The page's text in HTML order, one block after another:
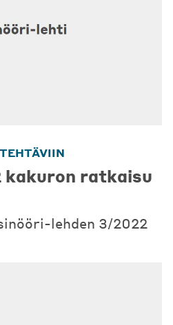
kakuron ratkaisu
lehden 3/2022